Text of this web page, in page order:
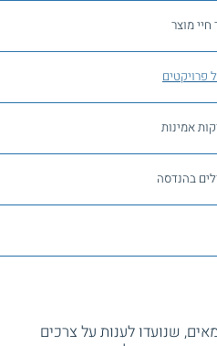
מוצר
פרויקטים
אמינות
בהנדסה
שנועדו לענות על צרכים